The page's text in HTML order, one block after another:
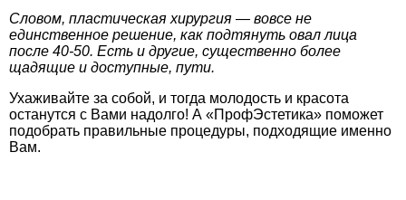
Словом, пластическая хирургия — вовсе не
единственное решение, как подтянуть овал лица
после 40-50. Есть и другие, существенно более
щадящие и доступные, пути.
Ухаживайте за собой, и тогда молодость и красота
останутся с Вами надолго! А «ПрофЭстетика» поможет
подобрать правильные процедуры, подходящие именно
Вам.